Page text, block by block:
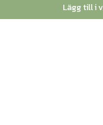
Lägg till i